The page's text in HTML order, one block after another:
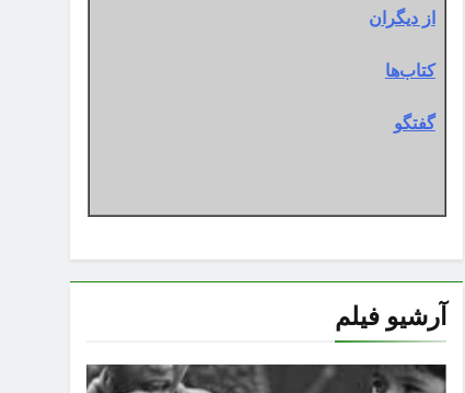
از دیگران
کتاب‌ها
گفتگو
آرشیو فیلم